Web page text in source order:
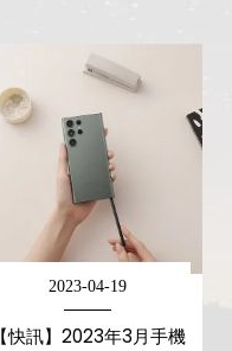
2023-04-19
【快訊】2023年3月手機